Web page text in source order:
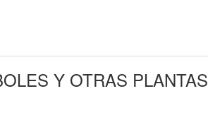
Y OTRAS PLANTAS